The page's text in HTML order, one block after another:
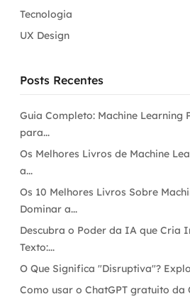
Tecnologia
UX Design
Posts Recentes
Guia Completo: Machine Learning
para...
Os Melhores Livros de Machine
a...
Os 10 Melhores Livros Sobre
Dominar a...
Descubra o Poder da IA que Cria
Texto:...
O Que Significa "Disruptiva"?
Como usar o ChatGPT gratuito da